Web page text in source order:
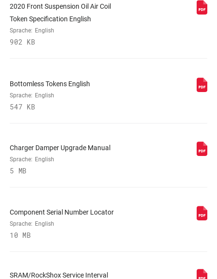
DÄMPFEREINSTELLUNG
VOLUMENREDUZIERER
MAX. REIFENBREITE
(MM)
62, 81
MINIMALE
ROTORGRÖSSE
KOMPATIBILITÄT
2020 Front Suspension Oil Air Coil
Token Specification English
Sprache: English
902 KB
Bottomless Tokens English
Sprache: English
547 KB
Charger Damper Upgrade Manual
Sprache: English
5 MB
Component Serial Number Locator
Sprache: English
10 MB
SRAM/RockShox Service Interval